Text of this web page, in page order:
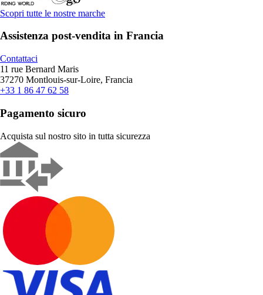
Scopri tutte le nostre marche
Assistenza post-vendita in Francia
Contattaci
11 rue Bernard Maris
37270 Montlouis-sur-Loire, Francia
+33 1 86 47 62 58
Pagamento sicuro
Acquista sul nostro sito in tutta sicurezza